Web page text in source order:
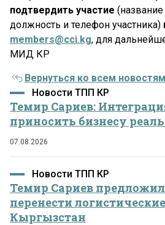
подтвердить участие
должность и телефон участника)
members@cci.kg, для
МИД КР
Вернуться ко всем новостям
Новости ТПП КР
Темир Сариев:
приносить бизнесу
07.08.2026
Новости ТПП КР
Темир Сариев
перенести
Кыргызстан